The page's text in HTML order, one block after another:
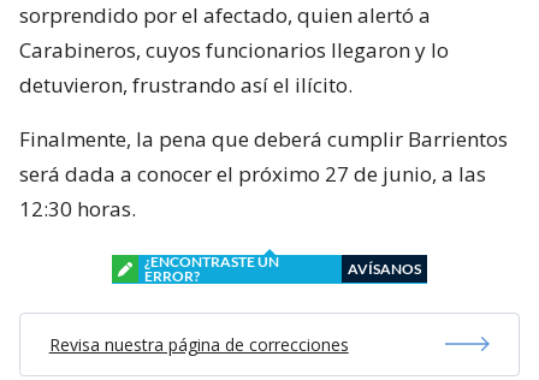
sorprendido por el afectado, quien alertó a
Carabineros, cuyos funcionarios llegaron y lo
detuvieron, frustrando así el ilícito.
Finalmente, la pena que deberá cumplir Barrientos
será dada a conocer el próximo 27 de junio, a las
12:30 horas.
¿ENCONTRASTE UN
ERROR?
AVÍSANOS
Revisa nuestra página de correcciones